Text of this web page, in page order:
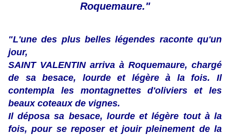
Roquemaure."
"L'une des plus belles légendes raconte qu'un
jour,
SAINT VALENTIN arriva à Roquemaure, chargé
de sa besace, lourde et légère à la fois. Il
contempla les montagnettes d'oliviers et les
beaux coteaux de vignes.
Il déposa sa besace, lourde et légère tout à la
fois, pour se reposer et jouir pleinement de la